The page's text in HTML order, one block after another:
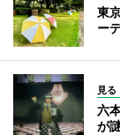
東
ー
見る
六
が